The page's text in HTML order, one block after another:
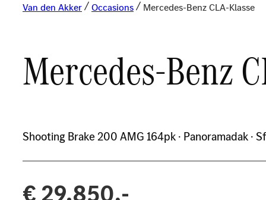
Van den Akker Occasions Mercedes-Benz CLA-Klasse
Mercedes-Benz
Shooting Brake 200 AMG 164pk · Panoramadak ·
€ 29.850,-